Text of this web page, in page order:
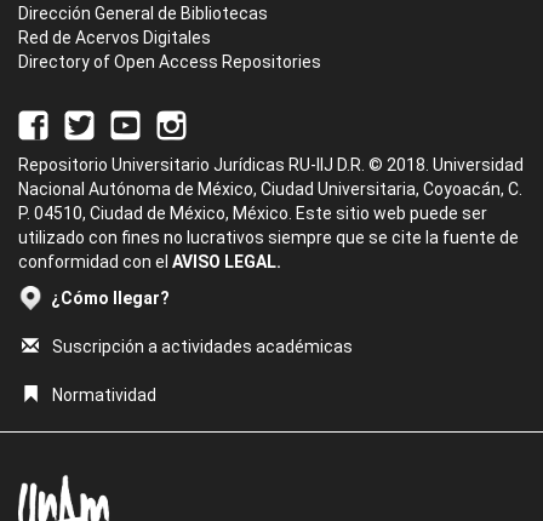
Dirección General de Bibliotecas
Red de Acervos Digitales
Directory of Open Access Repositories
Repositorio Universitario Jurídicas RU-IIJ D.R. © 2018. Universidad
Nacional Autónoma de México, Ciudad Universitaria, Coyoacán, C.
P. 04510, Ciudad de México, México. Este sitio web puede ser
utilizado con fines no lucrativos siempre que se cite la fuente de
conformidad con el AVISO LEGAL.
¿Cómo llegar?
Suscripción a actividades académicas
Normatividad